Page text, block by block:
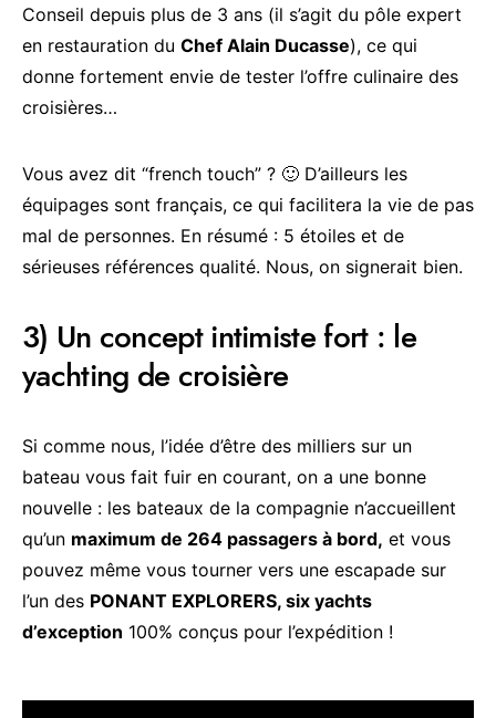
Conseil depuis plus de 3 ans (il s’agit du pôle expert
en restauration du Chef Alain Ducasse), ce qui
donne fortement envie de tester l’offre culinaire des
croisières…
Vous avez dit “french touch” ? 🙂 D’ailleurs les
équipages sont français, ce qui facilitera la vie de pas
mal de personnes. En résumé : 5 étoiles et de
sérieuses références qualité. Nous, on signerait bien.
3) Un concept intimiste fort : le
yachting de croisière
Si comme nous, l’idée d’être des milliers sur un
bateau vous fait fuir en courant, on a une bonne
nouvelle : les bateaux de la compagnie n’accueillent
qu’un maximum de 264 passagers à bord, et vous
pouvez même vous tourner vers une escapade sur
l’un des PONANT EXPLORERS, six yachts
d’exception 100% conçus pour l’expédition !